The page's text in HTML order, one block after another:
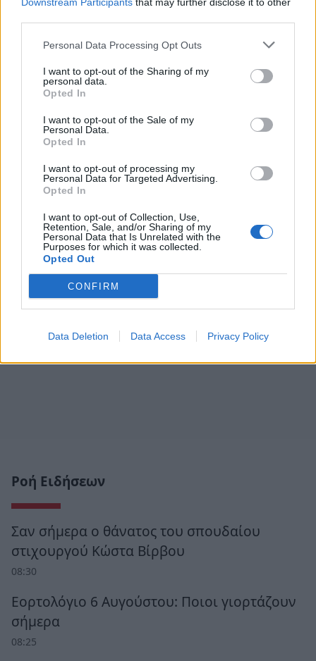
Personal Data Processing Opt Outs
I want to opt-out of the Sharing of my
personal data.
Opted In
I want to opt-out of the Sale of my
Personal Data.
Opted In
I want to opt-out of processing my
Personal Data for Targeted Advertising.
Opted In
I want to opt-out of Collection, Use,
Retention, Sale, and/or Sharing of my
Personal Data that Is Unrelated with the
Purposes for which it was collected.
Opted Out
CONFIRM
Data Deletion Data Access Privacy Policy
Ροή Ειδήσεων
Σαν σήμερα ο θάνατος του σπουδαίου
στιχουργού Κώστα Βίρβου
08:30
Εορτολόγιο 6 Αυγούστου: Ποιοι γιορτάζουν
σήμερα
08:25